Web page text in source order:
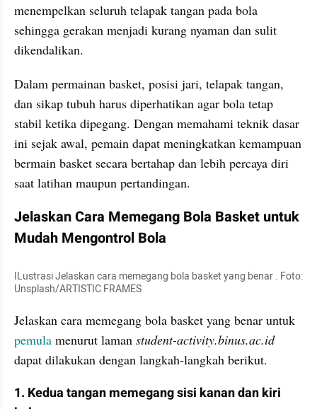
menempelkan seluruh telapak tangan pada bola
sehingga gerakan menjadi kurang nyaman dan sulit
dikendalikan.
Dalam permainan basket, posisi jari, telapak tangan,
dan sikap tubuh harus diperhatikan agar bola tetap
stabil ketika dipegang. Dengan memahami teknik dasar
ini sejak awal, pemain dapat meningkatkan kemampuan
bermain basket secara bertahap dan lebih percaya diri
saat latihan maupun pertandingan.
Jelaskan Cara Memegang Bola Basket untuk
Mudah Mengontrol Bola
ILustrasi Jelaskan cara memegang bola basket yang benar . Foto:
Unsplash/ARTISTIC FRAMES
pemula menurut laman
student-activity.binus.ac.id
dapat dilakukan dengan langkah-langkah berikut.
1. Kedua tangan memegang sisi kanan dan kiri